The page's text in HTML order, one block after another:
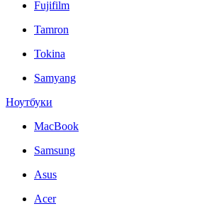
Fujifilm
Tamron
Tokina
Samyang
Ноутбуки
MacBook
Samsung
Asus
Acer